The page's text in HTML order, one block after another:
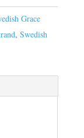
Grace
, Swedish